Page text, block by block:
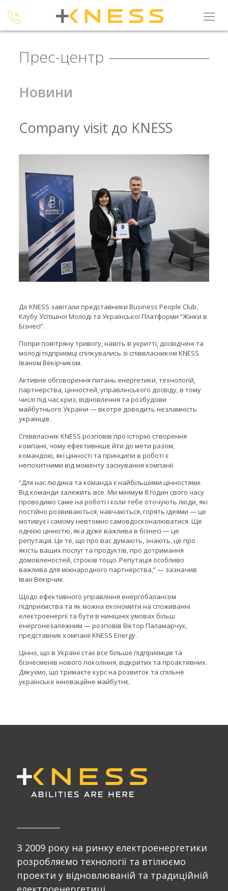
Прес-центр
Новини
Company visit до KNESS
До KNESS завітали представники Business People Club,
Клубу Успішної Молоді та Української Платформи “Жінки в
Бізнесі”.
Попри повітряну тривогу, навіть в укритті, досвідчені та
молоді підприємці спілкувались зі співвласником KNESS
Іваном Векірчиком.
Активне обговорення питань енергетики, технологій,
партнерства, цінностей, управлінського досвіду, в тому
числі під час криз, відновлення та розбудови
майбутнього України — вкотре доводить незламність
українців.
Співвласник KNESS розповів про історію створення
компанії, чому ефективніше йти до мети разом,
командою, які цінності та принципи в роботі є
непохитними від моменту заснування компанії.
“Для нас людина та команда є найбільшими цінностями.
Від команди залежить все. Ми мінімум 8 годин свого часу
проводимо саме на роботі і коли тебе оточують люди, які
постійно розвиваються, навчаються, горять ідеями — це
мотивує і самому невтомно самовдосконалюватися. Ще
однією цінністю, яка дуже важлива в бізнесі — це
репутація. Це те, що про вас думають, знають, це про
якість ваших послуг та продуктів, про дотримання
домовленостей, строків тощо. Репутація особливо
важлива для міжнародного партнерства,” — зазначив
Іван Векірчик.
Щодо ефективного управління енергобалансом
підприємства та як можна економити на споживанні
електроенергії та бути в нинішніх умовах більш
енергонезалежним — розповів Віктор Паламарчук,
представник компанії KNESS Energy.
Цінно, що в Україні стає все більше підприємців та
бізнесменів нового покоління, відкритих та проактивних.
Дякуємо, що тримаєте курс на розвиток та спільне
українське інноваційне майбутнє.
З 2009 року на ринку електроенергетики
розробляємо технології та втілюємо
проекти у відновлюваній та традиційній